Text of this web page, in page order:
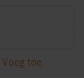
Voeg toe